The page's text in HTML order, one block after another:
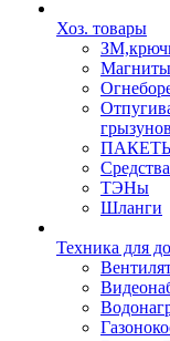
Хоз. товары
Магниты
грызунов
ТЭНы
Шланги
Техника для